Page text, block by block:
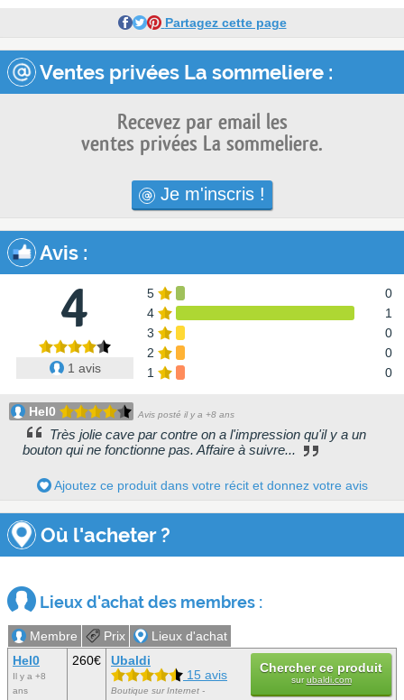
Partagez cette page
Ventes privées La sommeliere :
Recevez par email les
ventes privées La sommeliere.
Je m'inscris !
Avis :
4
1 avis
5
0
4
1
3
0
2
0
1
0
Hel0 Avis posté il y a +8 ans
Très jolie cave par contre on a l'impression qu'il y a un
bouton qui ne fonctionne pas. Affaire à suivre...
Ajoutez ce produit dans votre récit et donnez votre avis
Où l'acheter ?
Lieux d'achat des membres :
Membre Prix
Lieux d'achat
Hel0
Il y a +8
ans
260€
Ubaldi
15 avis
Boutique sur Internet -
Chercher ce produit
surubaldi.com